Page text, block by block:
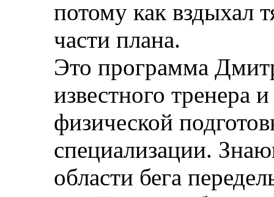
потому как вздыхал
части плана.
Это программа
известного тренера
физической
специализации.
области бега